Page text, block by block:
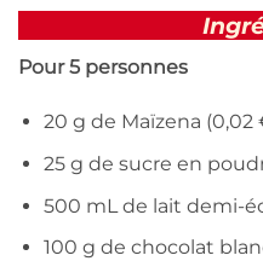
Pour 5 personnes
20 g de Maïzena (0,02
25 g de sucre en
500 mL de lait demi-
100 g de chocolat